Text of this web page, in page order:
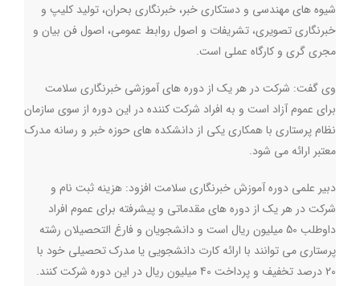
شیوه های مهندسی و دستکاری خبر، خبرنگاری بحران، تولید کلیپ و
خبرنگاری تصویری، تشریفات و اصول روابط عمومی، اصول فن بیان و
مجری گری و کارگاه عملی است.
وی گفت: شرکت در هر یک از دوره های آموزشی خبرنگاری سلامت
برای عموم آزاد است و به افراد شرکت کننده در این دوره از سوی سازمان
نظام پرستاری با همکاری یکی از دانشکده های حوزه خبر و رسانه مدرک
معتبر ارائه می شود.
دبیر علمی دوره آموزش خبرنگاری سلامت افزود: هزینه ثبت نام و
شرکت در هر یک از دوره های مقدماتی و پیشرفته برای عموم افراد
داوطلب 50 میلیون ریال است و دانشجویان و فارغ التحصیلان رشته
پرستاری می توانند با ارائه کارت دانشجویی یا مدرک تحصیلی خود با
20 درصد تخفیف و پرداخت 40 میلیون ریال در این دوره شرکت کنند
.